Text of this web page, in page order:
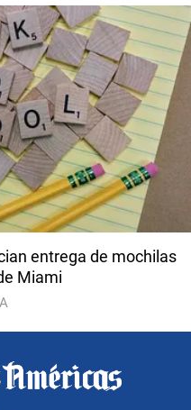
entrega de mochilas
Miami